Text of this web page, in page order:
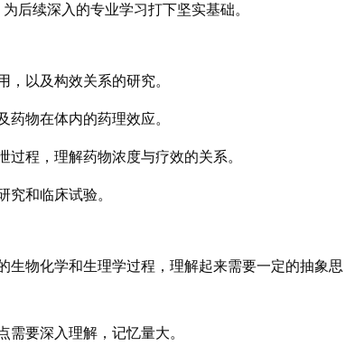
后续深入的专业学习打下坚实基础。
以及构效关系的研究。
物在体内的药理效应。
程，理解药物浓度与疗效的关系。
究和临床试验。
生物化学和生理学过程，理解起来需要一定的抽象思
要深入理解，记忆量大。